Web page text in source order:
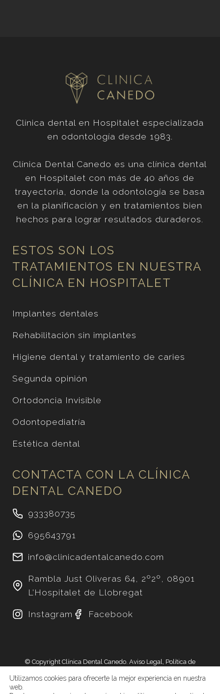
Clínica dental en Hospitalet especializada
en odontología desde 1983.
Clínica Dental Canedo es una clínica dental
en Hospitalet con más de 40 años de
trayectoria, donde la odontología se basa
en la planificación y en tratamientos bien
hechos para lograr resultados duraderos.
ESTOS SON LOS
TRATAMIENTOS EN NUESTRA
CLÍNICA EN HOSPITALET
Implantes dentales
Rehabilitación sin implantes
Higiene dental y tratamiento de caries
Segunda opinión
Ortodoncia Invisible
Odontopediatría
Estética dental
CONTACTA CON LA CLÍNICA
DENTAL CANEDO
933380735
695643791
info@clinicadentalcanedo.com
Rambla Just Oliveras 64, 2º2º, 08901
L’Hospitalet de Llobregat
Instagram Facebook
© Copyright Clínica Dental Canedo. Aviso Legal, Política de
Mapa del Sitio
. Desarrollo Web por Freelance Marketing Digital.
Utilizamos cookies para ofrecerte la mejor experiencia en nuestra
web.